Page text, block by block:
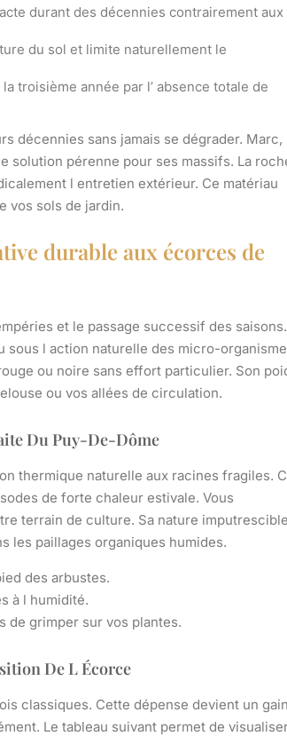
durant des décennies contrairement aux
du sol et limite naturellement le
troisième année par l’ absence totale de
décennies sans jamais se dégrader. Marc,
solution pérenne pour ses massifs. La
l entretien extérieur. Ce matériau
vos sols de jardin.
durable aux écorces de
et le passage successif des saisons.
l action naturelle des micro-
ou noire sans effort particulier. Son
ou vos allées de circulation.
Du Puy-De-Dôme
thermique naturelle aux racines fragiles.
de forte chaleur estivale. Vous
terrain de culture. Sa nature
les paillages organiques humides.
des arbustes.
à l humidité.
de grimper sur vos plantes.
De L Écorce
classiques. Cette dépense devient un
Le tableau suivant permet de